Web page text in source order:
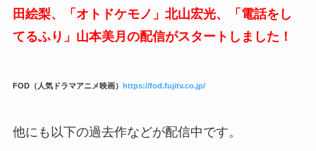
田絵梨、「オトドケモノ」北山宏光、「電話をし
てるふり」山本美月の配信がスタートしました！
FOD（人気ドラマアニメ映画） https://fod.fujitv.co.jp/
他にも以下の過去作などが配信中です。